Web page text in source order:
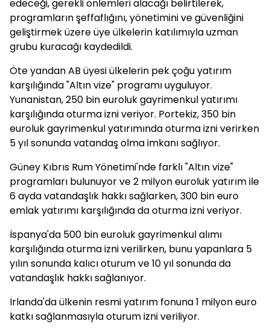
edeceği, gerekli önlemleri alacağı belirtilerek,
programların şeffaflığını, yönetimini ve güvenliğini
geliştirmek üzere üye ülkelerin katılımıyla uzman
grubu kuracağı kaydedildi.
Öte yandan AB üyesi ülkelerin pek çoğu yatırım
karşılığında "Altın vize" programı uyguluyor.
Yunanistan, 250 bin euroluk gayrimenkul yatırımı
karşılığında oturma izni veriyor. Portekiz, 350 bin
euroluk gayrimenkul yatırımında oturma izni verirken
5 yıl sonunda vatandaş olma imkanı sağlıyor.
Güney Kıbrıs Rum Yönetimi'nde farklı "Altın vize"
programları bulunuyor ve 2 milyon euroluk yatırım ile
6 ayda vatandaşlık hakkı sağlarken, 300 bin euro
emlak yatırımı karşılığında da oturma izni veriyor.
İspanya'da 500 bin euroluk gayrimenkul alımı
karşılığında oturma izni verilirken, bunu yapanlara 5
yılın sonunda kalıcı oturum ve 10 yıl sonunda da
vatandaşlık hakkı sağlanıyor.
İrlanda'da ülkenin resmi yatırım fonuna 1 milyon euro
katkı sağlanmasıyla oturum izni veriliyor.